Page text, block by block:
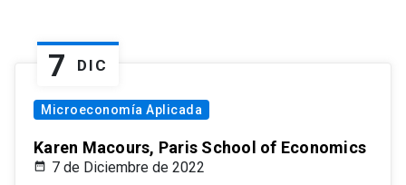
7 DIC
Microeconomía Aplicada
Karen Macours, Paris School of Economics
7 de Diciembre de 2022